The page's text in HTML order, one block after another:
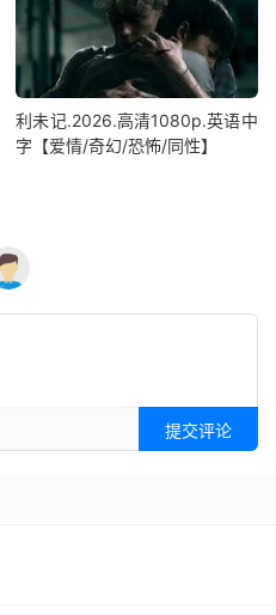
利未记.2026.高清1080p.英语中
字【爱情/奇幻/恐怖/同性】
提交评论